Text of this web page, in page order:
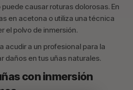
causar roturas dolorosas. En
en acetona o utiliza una técnica
el polvo de inmersión.
acudir a un profesional para la
daños en tus uñas naturales.
con inmersión